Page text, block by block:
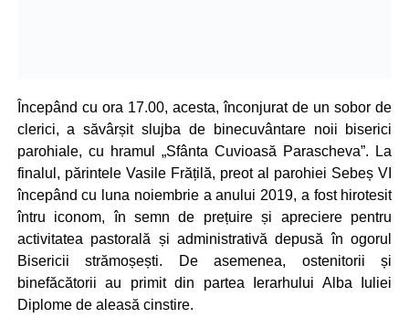
Începând cu ora 17.00, acesta, înconjurat de un sobor de
clerici, a săvârșit slujba de binecuvântare noii biserici
parohiale, cu hramul „Sfânta Cuvioasă Parascheva”. La
finalul, părintele Vasile Frățilă, preot al parohiei Sebeș VI
începând cu luna noiembrie a anului 2019, a fost hirotesit
întru iconom, în semn de prețuire și apreciere pentru
activitatea pastorală și administrativă depusă în ogorul
Bisericii strămoșești. De asemenea, ostenitorii și
binefăcătorii au primit din partea Ierarhului Alba Iuliei
Diplome de aleasă cinstire.